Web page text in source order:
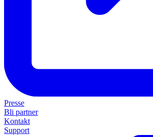
Presse
Bli partner
Kontakt
Support